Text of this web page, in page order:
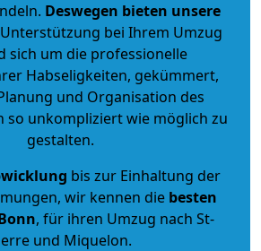
Deswegen bieten unsere
bei Ihrem Umzug
sich um die professionelle
Habseligkeiten, gekümmert,
und Organisation des
so unkompliziert wie möglich zu
gestalten.
bis zur Einhaltung der
wir kennen die besten
, für ihren Umzug nach St-
und Miquelon.